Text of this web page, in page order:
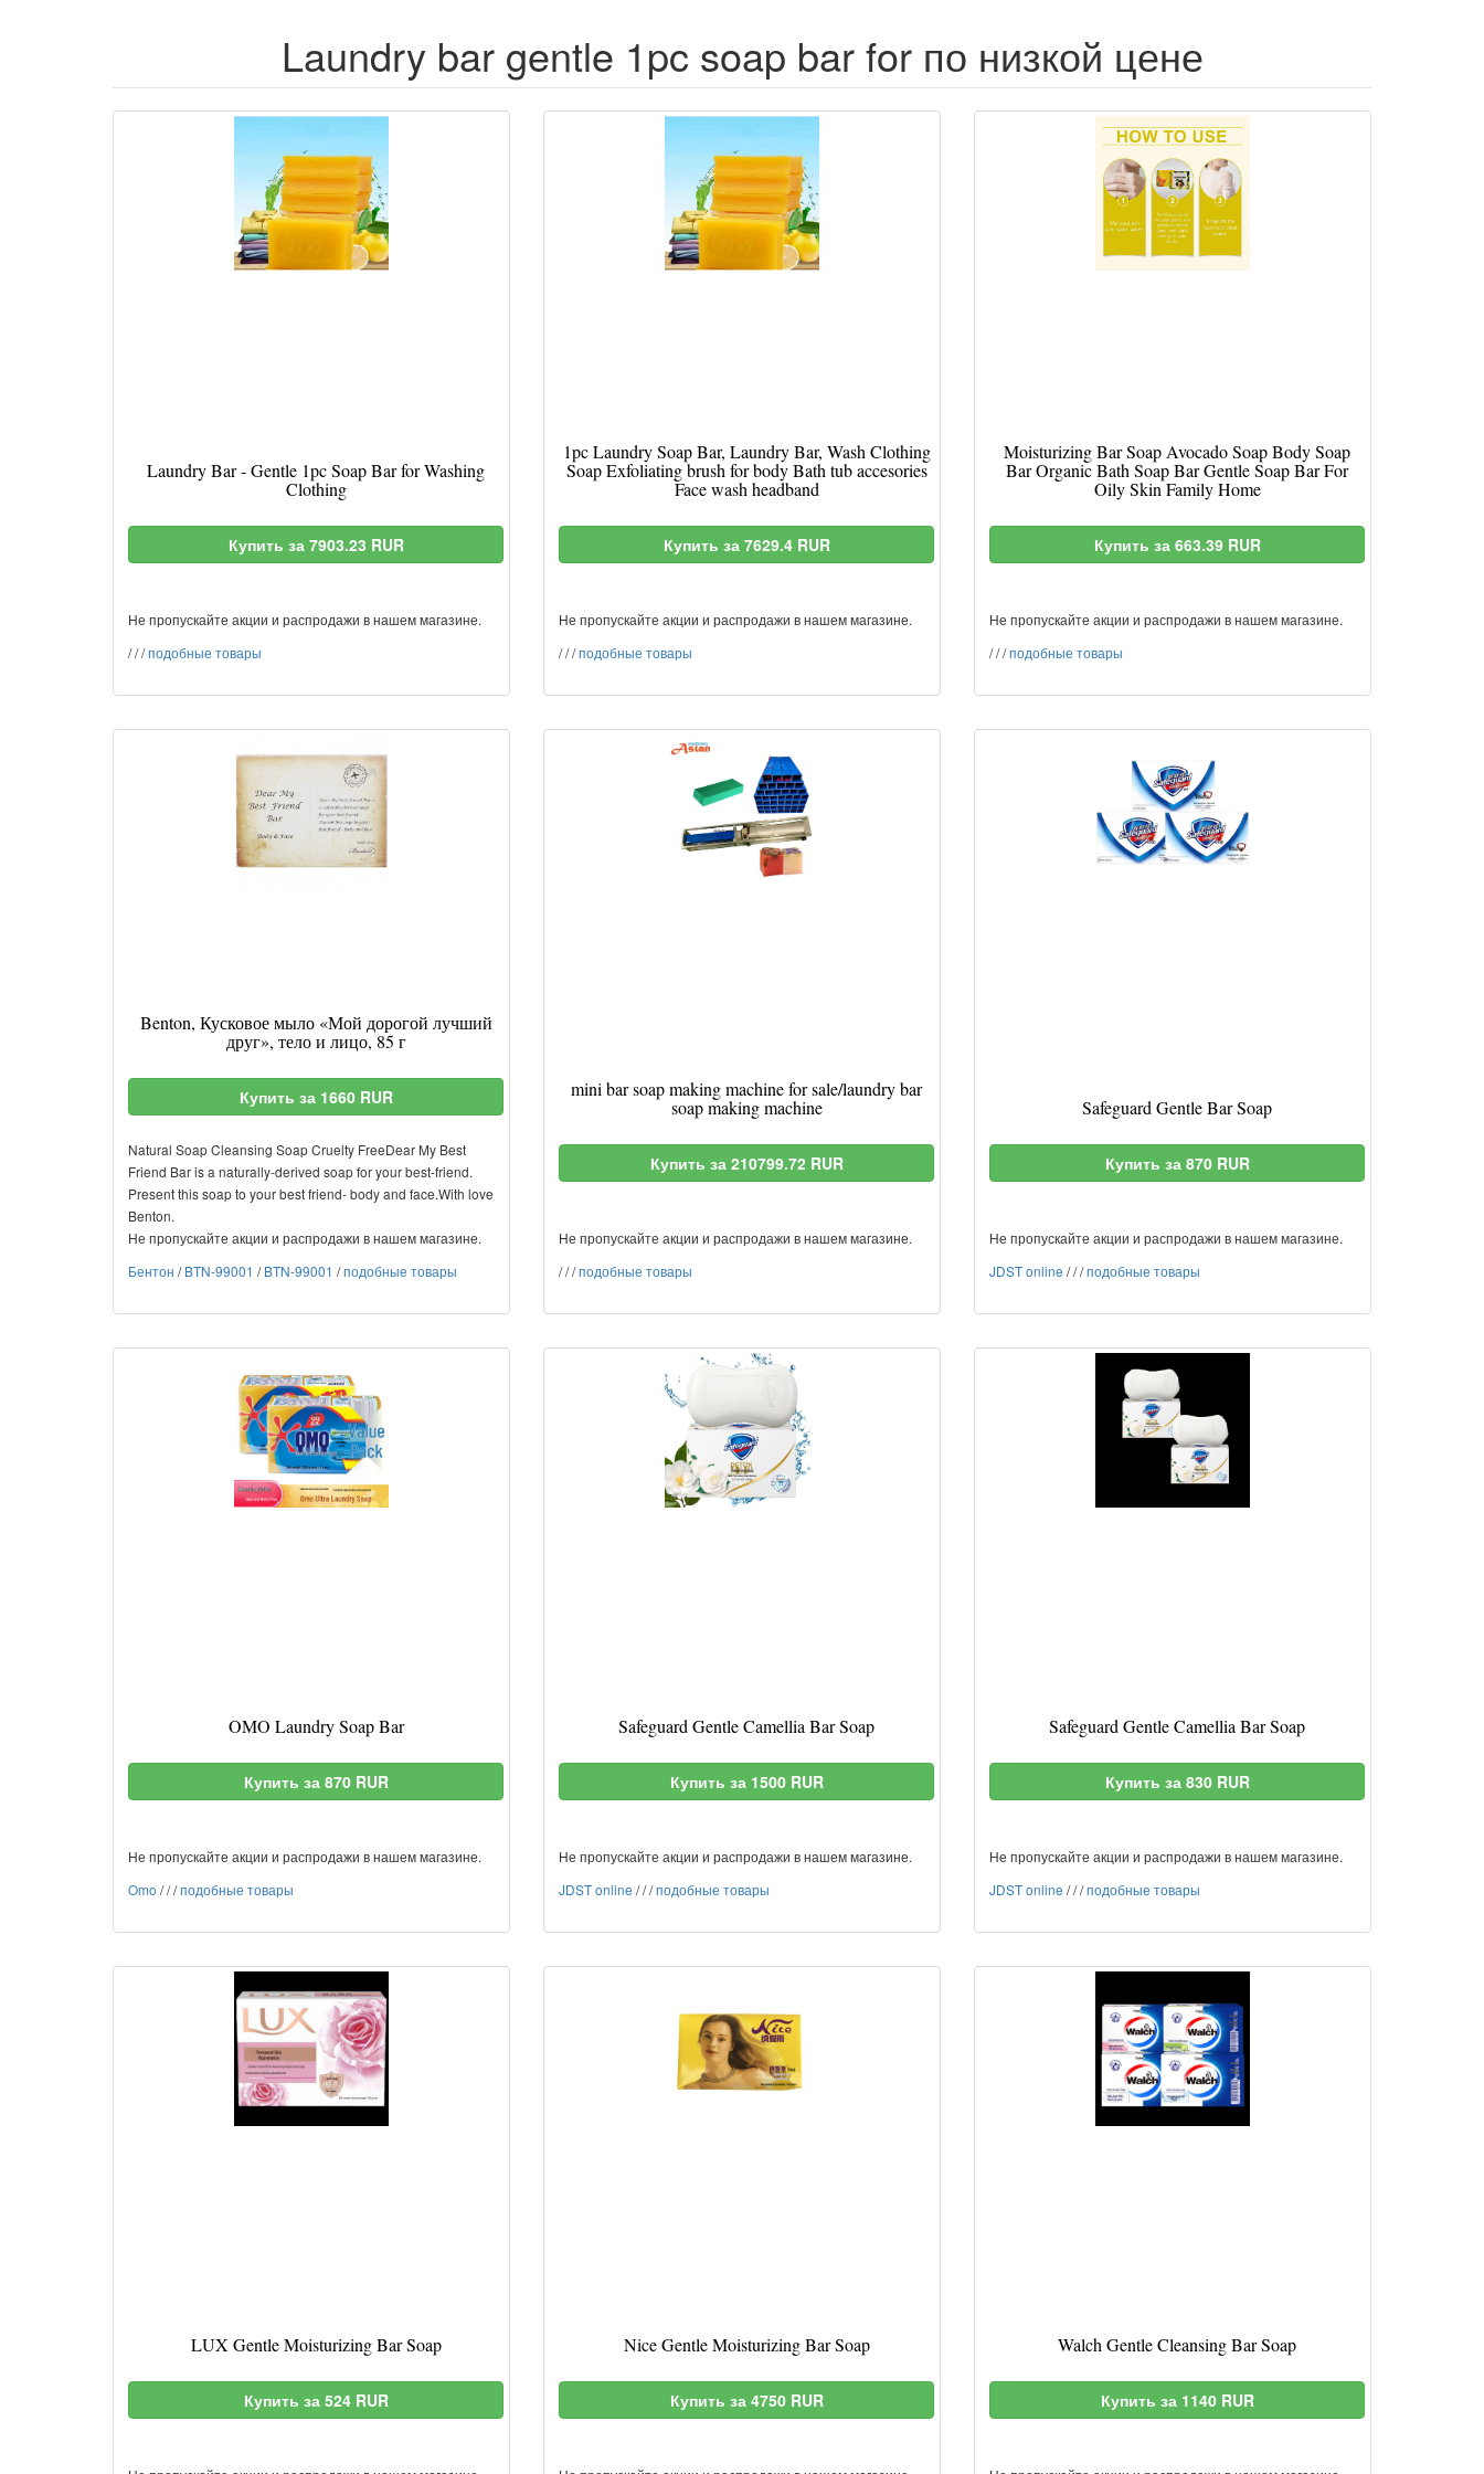
Laundry bar gentle 1pc soap bar for по низкой цене
Laundry Bar - Gentle 1pc Soap Bar for Washing
Clothing
Купить за 7903.23 RUR
Не пропускайте акции и распродажи в нашем магазине.
///подобные товары
1pc Laundry Soap Bar, Laundry Bar, Wash Clothing
Soap Exfoliating brush for body Bath tub accesories
Face wash headband
Купить за 7629.4 RUR
Не пропускайте акции и распродажи в нашем магазине.
///подобные товары
Moisturizing Bar Soap Avocado Soap Body Soap
Bar Organic Bath Soap Bar Gentle Soap Bar For
Oily Skin Family Home
Купить за 663.39 RUR
Не пропускайте акции и распродажи в нашем магазине.
///подобные товары
Benton, Кусковое мыло «Мой дорогой лучший
друг», тело и лицо, 85 г
Купить за 1660 RUR
Natural Soap Cleansing Soap Cruelty FreeDear My Best
Friend Bar is a naturally-derived soap for your best-friend.
Present this soap to your best friend- body and face.With love
Benton.
Не пропускайте акции и распродажи в нашем магазине.
Бентон /BTN-99001 /BTN-99001 /подобные товары
mini bar soap making machine for sale/laundry bar
soap making machine
Купить за 210799.72 RUR
Не пропускайте акции и распродажи в нашем магазине.
///подобные товары
Safeguard Gentle Bar Soap
Купить за 870 RUR
Не пропускайте акции и распродажи в нашем магазине.
JDST online ///подобные товары
OMO Laundry Soap Bar
Купить за 870 RUR
Не пропускайте акции и распродажи в нашем магазине.
Omo ///подобные товары
Safeguard Gentle Camellia Bar Soap
Купить за 1500 RUR
Не пропускайте акции и распродажи в нашем магазине.
JDST online ///подобные товары
Safeguard Gentle Camellia Bar Soap
Купить за 830 RUR
Не пропускайте акции и распродажи в нашем магазине.
JDST online ///подобные товары
LUX Gentle Moisturizing Bar Soap
Купить за 524 RUR
Nice Gentle Moisturizing Bar Soap
Купить за 4750 RUR
Walch Gentle Cleansing Bar Soap
Купить за 1140 RUR